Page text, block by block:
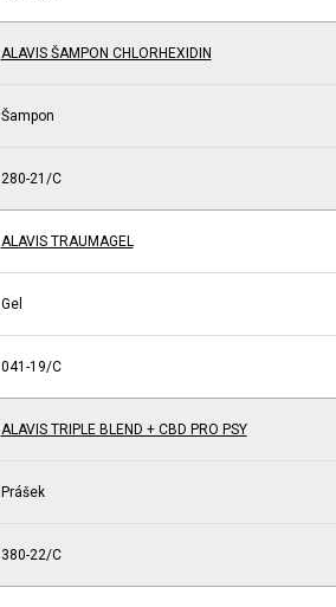
ALAVIS ŠAMPON CHLORHEXIDIN
Šampon
280-21/C
ALAVIS TRAUMAGEL
Gel
041-19/C
ALAVIS TRIPLE BLEND + CBD PRO PSY
Prášek
380-22/C